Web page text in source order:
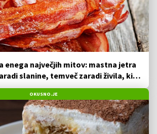
enega največjih mitov: mastna jetra
slanine, temveč zaradi živila, ki
OKUSNO.JE